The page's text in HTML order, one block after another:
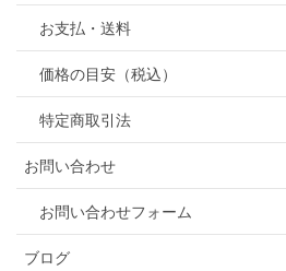
お支払・送料
価格の目安（税込）
特定商取引法
お問い合わせ
お問い合わせフォーム
ブログ